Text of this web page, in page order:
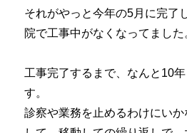
それがやっと今年の5月に完了
院で工事中がなくなってました
工事完了するまで、なんと10
す。
診察や業務を止めるわけにい